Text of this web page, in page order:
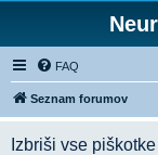
FAQ
Seznam forumov
Izbriši vse piškotke